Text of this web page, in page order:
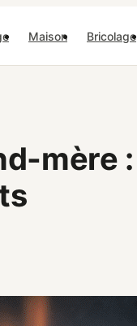
Maison Bricolage
mère :